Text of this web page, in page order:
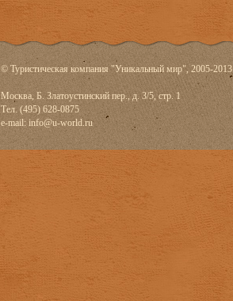
© Туристическая компания "Уникальный мир", 2005-2013
Москва, Б. Златоустинский пер., д. 3/5, стр. 1
Тел. (495) 628-0875
e-mail: info@u-world.ru